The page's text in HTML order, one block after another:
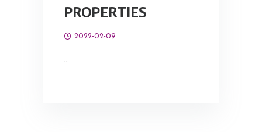
PROPERTIES
2022-02-09
…